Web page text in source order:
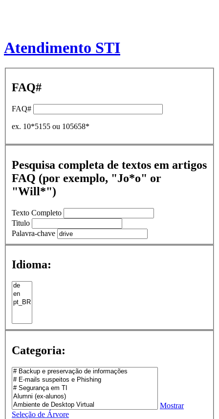
Atendimento STI
FAQ#
FAQ#
ex. 10*5155 ou 105658*
Pesquisa completa de textos em artigos
FAQ (por exemplo, "Jo*o" or
"Will*")
Texto Completo
Titulo
Palavra-chave
Idioma:
Categoria:
Mostrar
Seleção de Árvore